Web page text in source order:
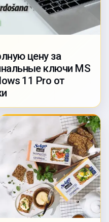
цену за
ключи MS
11 Pro от